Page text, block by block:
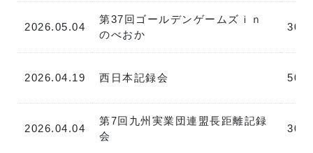
2026.05.04
第37回ゴールデンゲームズｉｎ
のべおか
2026.04.19 西日本記録会
2026.04.04
第7回九州実業団連盟長距離記録
会